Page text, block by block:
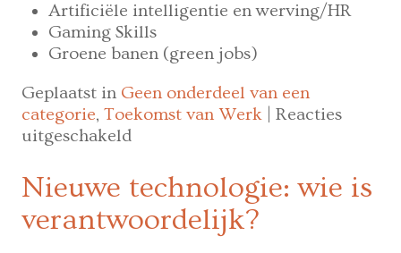
Artificiële intelligentie en werving/HR
Gaming Skills
Groene banen (green jobs)
Geplaatst in Geen onderdeel van een
categorie,Toekomst van Werk
Reacties
uitgeschakeld
van
de
Belgische
Nieuwe technologie: wie is
verantwoordelijk?